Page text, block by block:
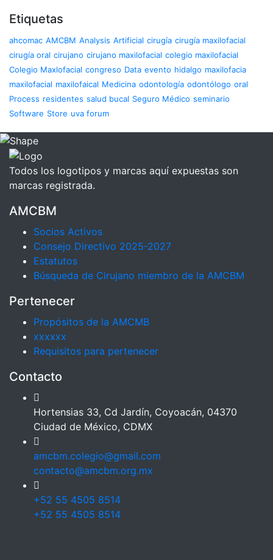
Etiquetas
ahcomac AMCBM Analysis Artificial cirugía cirugía maxilofacial
cirugía oral cirujano cirujano maxilofacial colegio maxilofacial
Colegio Maxlofacial congreso Data evento hidalgo maxilofacia
maxilofacial maxilofaical Medicina odontología odontólogo oral
Process residentes salud bucal Seguro Médico seminario
Software Store uva forum
Todos los logotipos y marcas aquí expuestas son
marcas registrada.
AMCBM
Socios Activos
Consejo Directivo 2025-2027
Estatutos
Búsqueda de Cirujano miembro de la AMCBM
Pertenecer
Propósitos de la AMCMB
xxxxxx
Requisitos para pertenecer
Contacto
Hortensias 33, Cd Jardín, Coyoacán, 04370
Ciudad de México, CDMX
amcbm.colegio@gmail.com
contacto@amcbm.org.mx
+52 55 4505 8514
+52 55 4505 8514